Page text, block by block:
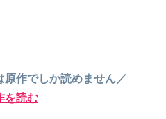
原作でしか読めません／
を読む